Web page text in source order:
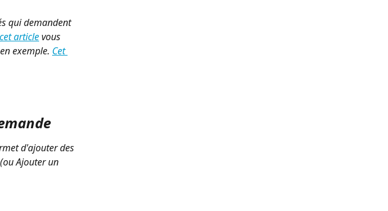
qui demandent
cet article vous
exemple. Cet
d'ajouter des
Ajouter un